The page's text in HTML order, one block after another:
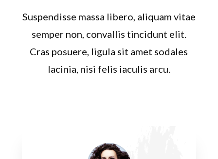
Suspendisse massa libero, aliquam vitae
semper non, convallis tincidunt elit.
Cras posuere, ligula sit amet sodales
lacinia, nisi felis iaculis arcu.